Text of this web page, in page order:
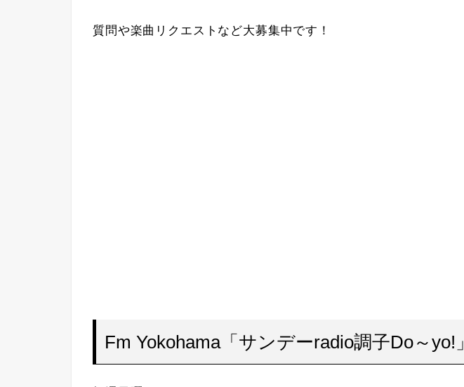
質問や楽曲リクエストなど大募集中です！
Fm Yokohama「サンデーradio調子Do～yo!」